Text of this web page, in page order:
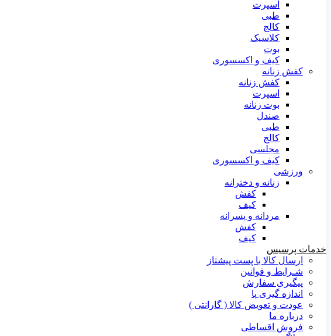
اسپرت
طبی
کالج
کلاسیک
بوت
کیف و اکسسوری
کفش زنانه
کفش زنانه
اسپرت
بوت زنانه
صندل
طبی
کالج
مجلسی
کیف و اکسسوری
ورزشی
زنانه و دخترانه
کفش
کیف
مردانه و پسرانه
کفش
کیف
خدمات پرسیس
ارسال کالا با پست پیشتاز
شـرایط و قوانین
پیگیری سفارش
اندازه گیری پا
عودت و تعویض کالا ( گارانتی )
درباره ما
فروش اقساطی